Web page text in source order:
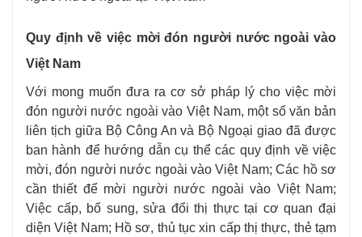
Quy định về việc mời đón người nước ngoài vào
Việt Nam
Với mong muốn đưa ra cơ sở pháp lý cho việc mời
đón người nước ngoài vào Việt Nam, một số văn bản
liên tịch giữa Bộ Công An và Bộ Ngoại giao đã được
ban hành để hướng dẫn cụ thể các quy định về việc
mời, đón người nước ngoài vào Việt Nam; Các hồ sơ
cần thiết để mời người nước ngoài vào Việt Nam;
Việc cấp, bổ sung, sửa đổi thị thực tại cơ quan đại
diện Việt Nam; Hồ sơ, thủ tục xin cấp thị thực, thẻ tạm